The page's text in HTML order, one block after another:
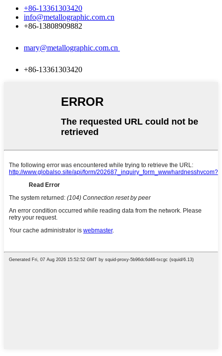
+86-13361303420
info@metallographic.com.cn
+86-13808909882
mary@metallographic.com.cn
+86-13361303420